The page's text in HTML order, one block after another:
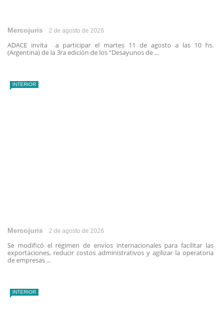
Mercojuris 2 de agosto de 2026
ADACE invita a participar el martes 11 de agosto a las 10 hs.
(Argentina) de la 3ra edición de los “Desayunos de ...
INTERIOR
Mercojuris 2 de agosto de 2026
Se modificó el régimen de envíos internacionales para facilitar las
exportaciones, reducir costos administrativos y agilizar la operatoria
de empresas ...
INTERIOR